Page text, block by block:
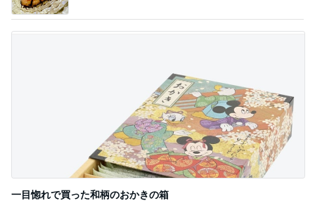
一目惚れで買った和柄のおかきの箱